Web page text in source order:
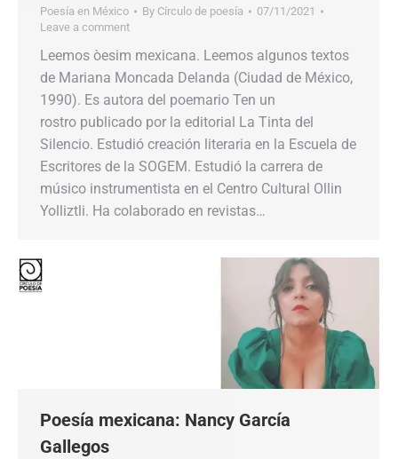
Poesía en México By Círculo de poesía
07/11/2021
Leave a comment
Leemos òesim mexicana. Leemos algunos textos
de Mariana Moncada Delanda (Ciudad de México,
1990). Es autora del poemario Ten un
rostro publicado por la editorial La Tinta del
Silencio. Estudió creación literaria en la Escuela de
Escritores de la SOGEM. Estudió la carrera de
músico instrumentista en el Centro Cultural Ollin
Yolliztli. Ha colaborado en revistas…
Poesía mexicana: Nancy García
Gallegos